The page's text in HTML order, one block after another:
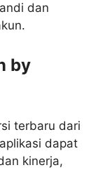
dan
by
terbaru dari
dapat
kinerja,